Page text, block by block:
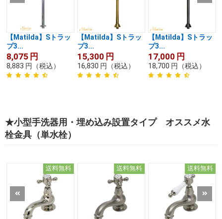
【Matilda】Sトラッ
プ3...
8,075 円
8,883 円 （税込）
【Matilda】Sトラッ
プ3...
15,300 円
16,830 円 （税込）
【Matilda】Sトラッ
プ3...
17,000 円
18,700 円 （税込）
★小型手洗器用・埋め込み設置タイプ オススメ水
栓金具（単水栓）
送料無料 送料無料 送料無料